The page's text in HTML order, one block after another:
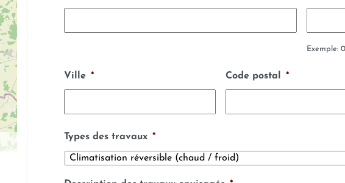
Exemple:
Ville * Code postal *
Types des travaux *